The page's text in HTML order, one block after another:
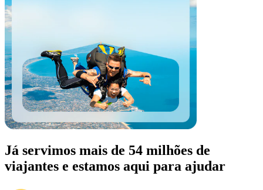
Já servimos mais de 54 milhões de
viajantes e estamos aqui para ajudar